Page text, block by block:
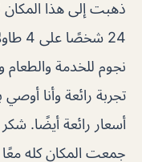
ذهبت إلى هذا المكان
نجوم للخدمة
تجربة رائعة وأنا أوصي
جمعت المكان كله معًا